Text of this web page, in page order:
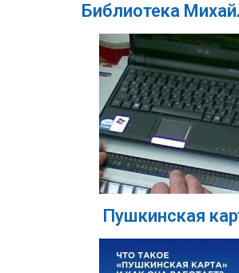
Библиотека
Пушкинская